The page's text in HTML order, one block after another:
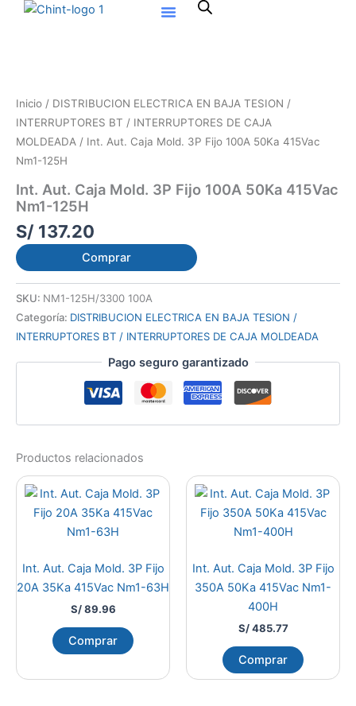
Inicio / DISTRIBUCION ELECTRICA EN BAJA TESION /
INTERRUPTORES BT / INTERRUPTORES DE CAJA
MOLDEADA / Int. Aut. Caja Mold. 3P Fijo 100A 50Ka 415Vac
Nm1-125H
Int. Aut. Caja Mold. 3P Fijo 100A 50Ka 415Vac
Nm1-125H
S/ 137.20
Comprar
SKU: NM1-125H/3300 100A
Categoría: DISTRIBUCION ELECTRICA EN BAJA TESION /
INTERRUPTORES BT / INTERRUPTORES DE CAJA MOLDEADA
Pago seguro garantizado
Productos relacionados
Int. Aut. Caja Mold. 3P Fijo
20A 35Ka 415Vac Nm1-63H
S/89.96
Comprar
Int. Aut. Caja Mold. 3P Fijo
350A 50Ka 415Vac Nm1-
400H
S/485.77
Comprar